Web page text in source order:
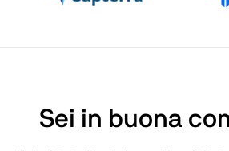
Sei in buona